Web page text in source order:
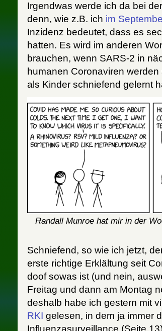
Irgendwas werde ich da bei
denn, wie z.B. ich im
Inzidenz bedeutet, dass es
hatten. Es wird im anderen
brauchen, wenn SARS-2 in
humanen Coronaviren
als Kinder schniefend gelernt
Randall Munroe hat mir in der
Schniefend, so wie ich jetzt,
erste richtige Erklältung seit
doof sowas ist (und nein,
Freitag und dann am Montag
deshalb habe ich gestern mit
RKI gelesen, in dem ja immer
Influenzasurveillance (Seite